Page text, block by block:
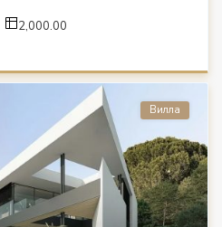
2,000.00
Вилла